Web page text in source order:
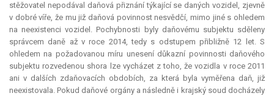
stěžovatel nepodával daňová přiznání týkající se daných vozidel, zjevně
v dobré víře, že mu již daňová povinnost nesvědčí, mimo jiné s ohledem
na neexistenci vozidel. Pochybnosti byly daňovému subjektu sděleny
správcem daně až v roce 2014, tedy s odstupem přibližně 12 let. S
ohledem na požadovanou míru unesení důkazní povinnosti daňového
subjektu rozvedenou shora lze vycházet z toho, že vozidla v roce 2011
ani v dalších zdaňovacích obdobích, za která byla vyměřena daň, již
neexistovala. Pokud daňové orgány a následně i krajský soud docházely